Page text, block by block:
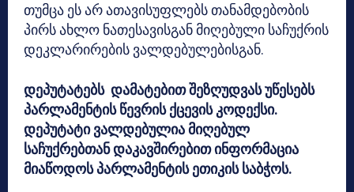
თუმცა ეს არ ათავისუფლებს თანამდებობის
პირს ახლო ნათესავისგან მიღებული საჩუქრის
დეკლარირების ვალდებულებისგან.
დეპუტატებს დამატებით შეზღუდვას უწესებს
პარლამენტის წევრის ქცევის კოდექსი.
დეპუტატი ვალდებულია მიღებულ
საჩუქრებთან დაკავშირებით ინფორმაცია
მიაწოდოს პარლამენტის ეთიკის საბჭოს.